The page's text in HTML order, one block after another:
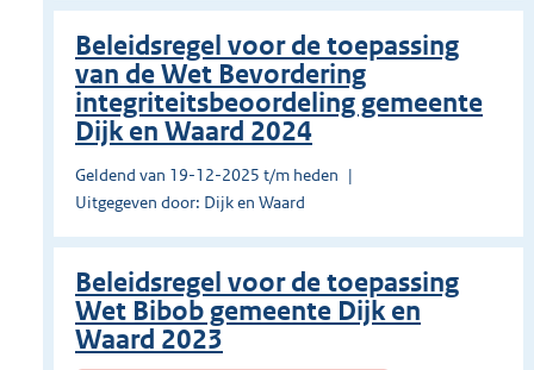
Beleidsregel voor de toepassing
van de Wet Bevordering
integriteitsbeoordeling gemeente
Dijk en Waard 2024
Geldend van 19-12-2025 t/m heden
Uitgegeven door: Dijk en Waard
Beleidsregel voor de toepassing
Wet Bibob gemeente Dijk en
Waard 2023